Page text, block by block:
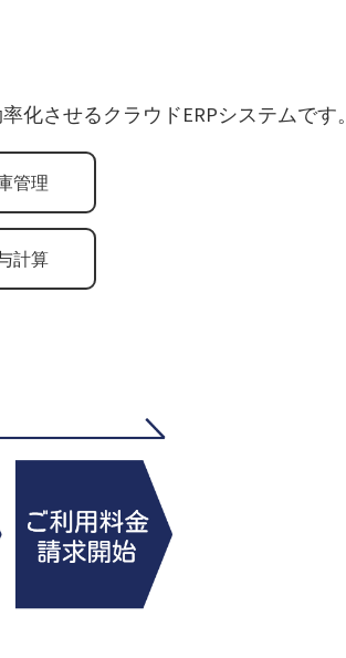
させるクラウドERPシステムです。
管理
計算